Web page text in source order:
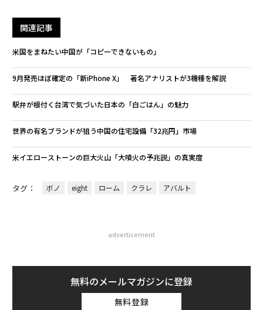
関連記事
米国をまねたい中国が「コピーできないもの」
9月発売ほぼ確定の「新iPhone X」 著名アナリストが3機種を解説
駅弁が根付く台湾で気づいた日本の「白ごはん」の魅力
世界の有名ブランドが狙う中国の住宅設備「32兆円」市場
米イエローストーンの巨大火山「大噴火の予兆説」の真実度
タグ： ボノ eight ローム クラレ アバルト
advertisement
無料のメールマガジンに登録
無料登録